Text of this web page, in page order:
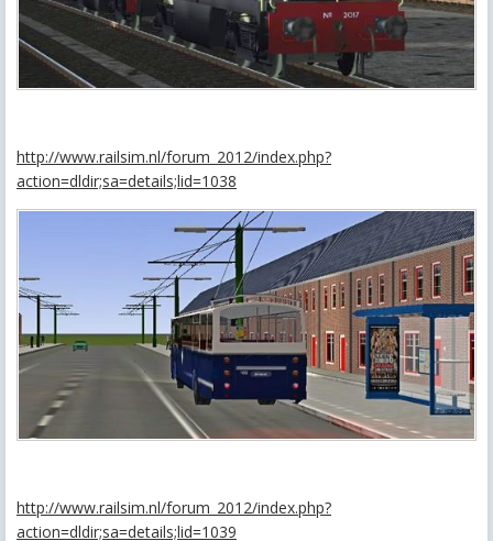
http://www.railsim.nl/forum_2012/index.php?
action=dldir;sa=details;lid=1038
http://www.railsim.nl/forum_2012/index.php?
action=dldir;sa=details;lid=1039